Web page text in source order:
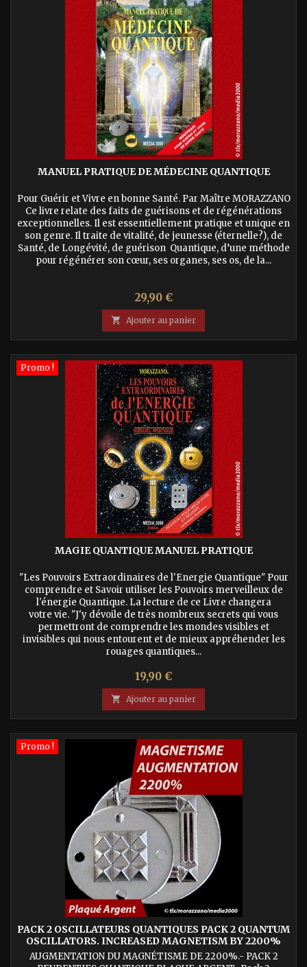
MANUEL PRATIQUE DE MÉDECINE QUANTIQUE
Pour Guérir et Vivre en bonne Santé. Par Maître MORAZZANO
Ce livre relate des faits de guérisons et de régénérations
exceptionnelles. Il est essentiellement pratique et unique en
son genre. Il traite de vitalité, de jeunesse (éternelle?), de
Santé, de Longévité, de guérison Quantique, d’une méthode
pour régénérer son cœur, ses organes, ses os, de la...
Prix
29,90 €
 Ajouter au panier
Promo !
MAGIE QUANTIQUE MANUEL PRATIQUE
"Les Pouvoirs Extraordinaires de l'Energie Quantique" Pour
comprendre et Savoir utiliser les Pouvoirs merveilleux de
l'énergie Quantique. La lecture de ce Livre changera
votre vie. "J'y dévoile de très nombreux secrets qui vous
permettront de comprendre les mondes visibles et
invisibles qui nous entourent et de mieux appréhender les
rouages quantiques...
Prix
19,90 €
 Ajouter au panier
Promo !
PACK 2 OSCILLATEURS QUANTIQUES PACK 2 QUANTUM
OSCILLATORS. INCREASED MAGNETISM BY 2200%
AUGMENTATION DU MAGNÉTISME DE 2200%.- PACK 2